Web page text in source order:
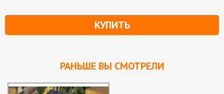
КУПИТЬ
РАНЬШЕ ВЫ СМОТРЕЛИ